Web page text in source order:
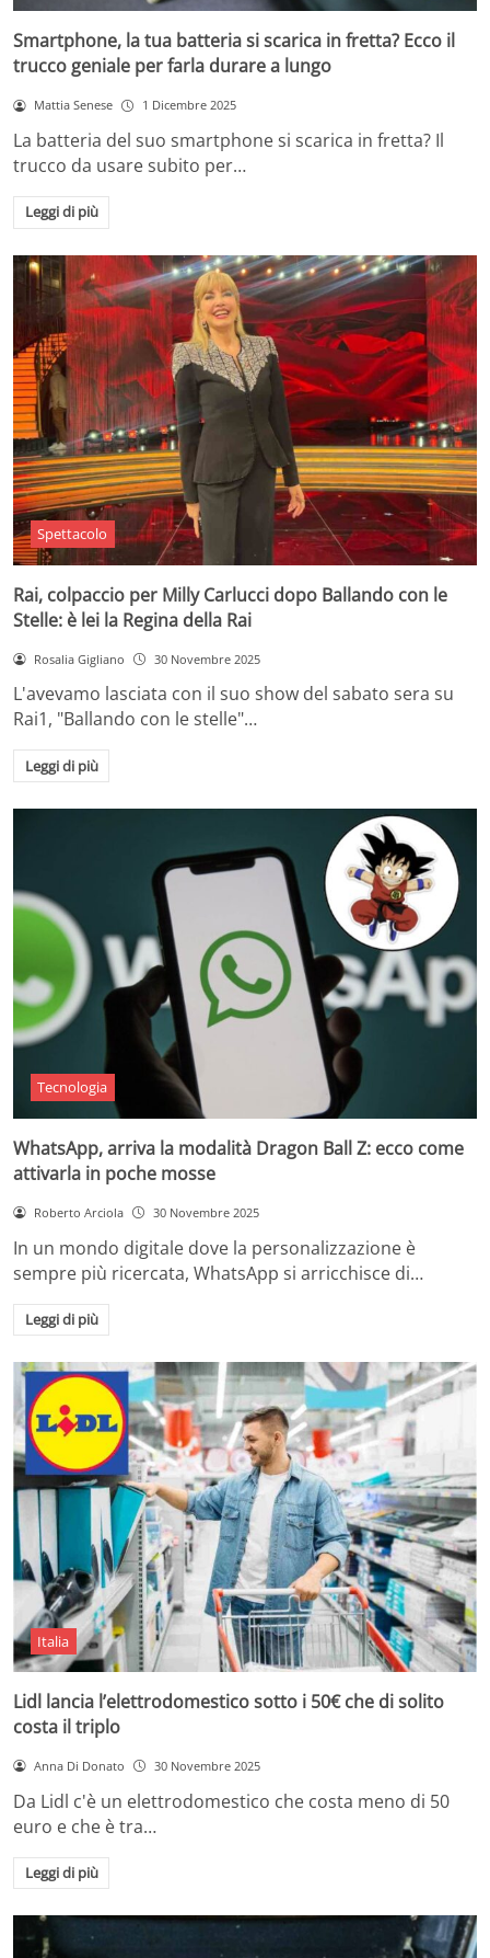
Smartphone, la tua batteria si scarica in fretta? Ecco il
trucco geniale per farla durare a lungo
Mattia Senese 1 Dicembre 2025
La batteria del suo smartphone si scarica in fretta? Il
trucco da usare subito per…
Leggi di più
Spettacolo
Rai, colpaccio per Milly Carlucci dopo Ballando con le
Stelle: è lei la Regina della Rai
Rosalia Gigliano 30 Novembre 2025
L'avevamo lasciata con il suo show del sabato sera su
Rai1, "Ballando con le stelle"…
Leggi di più
Tecnologia
WhatsApp, arriva la modalità Dragon Ball Z: ecco come
attivarla in poche mosse
Roberto Arciola 30 Novembre 2025
In un mondo digitale dove la personalizzazione è
sempre più ricercata, WhatsApp si arricchisce di…
Leggi di più
Italia
Lidl lancia l’elettrodomestico sotto i 50€ che di solito
costa il triplo
Anna Di Donato 30 Novembre 2025
Da Lidl c'è un elettrodomestico che costa meno di 50
euro e che è tra…
Leggi di più